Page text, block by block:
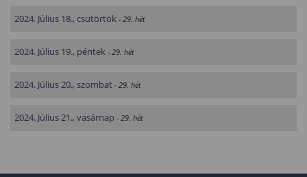
2024. Július 18., csütörtök - 29. hét
2024. Július 19., péntek - 29. hét
2024. Július 20., szombat - 29. hét
2024. Július 21., vasárnap - 29. hét